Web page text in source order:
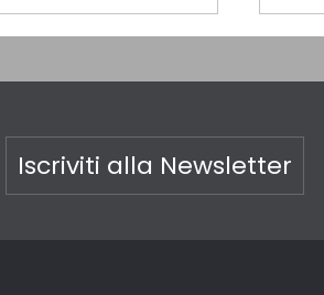
Iscriviti alla Newsletter